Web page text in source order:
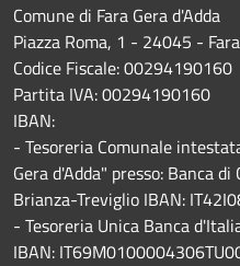
Comune di Fara Gera d'Adda
Piazza Roma, 1 - 24045 -
Codice Fiscale: 00294190160
Partita IVA: 00294190160
IBAN:
- Tesoreria Comunale
Gera d'Adda" presso: Banca
Brianza-Treviglio IBAN:
- Tesoreria Unica Banca
IBAN: